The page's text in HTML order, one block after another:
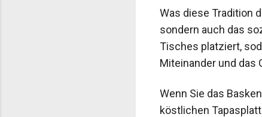
Was diese Tradition
sondern auch das
Tisches platziert,
Miteinander und das
Wenn Sie das
köstlichen